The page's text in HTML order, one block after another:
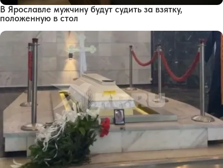
В Ярославле мужчину будут судить за взятку,
положенную в стол